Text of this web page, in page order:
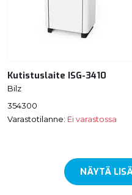
Kutistuslaite ISG-3410
Bilz
354300
Varastotilanne: Ei varastossa
NÄYTÄ